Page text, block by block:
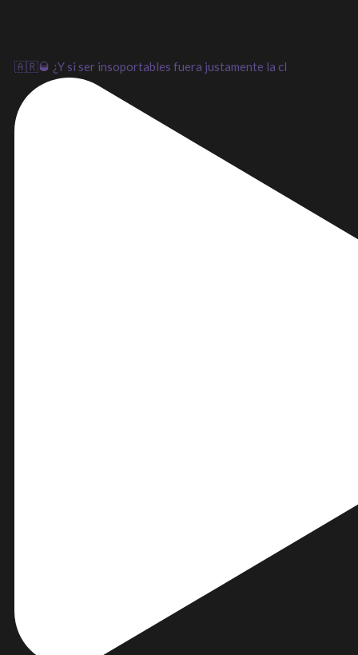
🇦🇷🥃 ¿Y si ser insoportables fuera justamente la cl